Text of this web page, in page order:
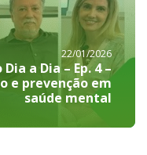
22/01/2026
a Dia – Ep. 4 –
e prevenção em
saúde mental